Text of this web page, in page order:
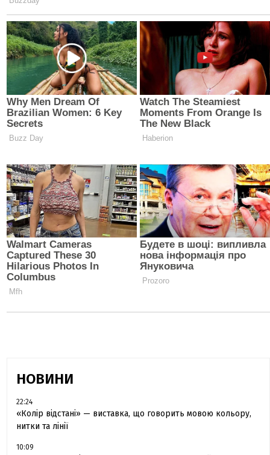
НОВИНИ
22:24
«Колір відстані» — виставка, що говорить мовою кольору,
нитки та лінії
10:09